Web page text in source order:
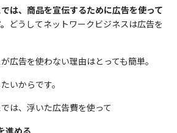
は、商品を宣伝するために広告を使って
どうしてネットワークビジネスは広告を
広告を使わない理由はとっても簡単。
いからです。
は、浮いた広告費を使って